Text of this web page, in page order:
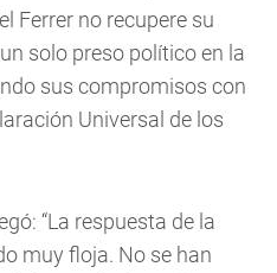
Ferrer no recupere su
solo preso político en la
sus compromisos con
Universal de los
“La respuesta de la
muy floja. No se han